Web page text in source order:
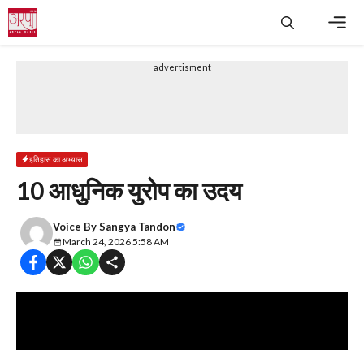
Skip
to
content
advertisment
इतिहास का अभ्यास
10 आधुनिक युरोप का उदय
Voice BySangya Tandon
March 24, 2026 5:58 AM